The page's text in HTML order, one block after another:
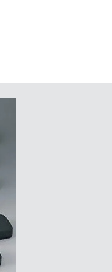
der Baustein in einem
für Ihre Einbauten,
robustes
Ihres Produktes